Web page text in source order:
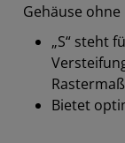
Gehäuse ohne
„S“ steht
Rastermaß
Bietet